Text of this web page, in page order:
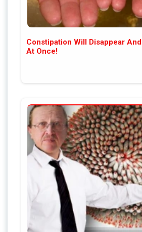
Constipation Will Disappear
At Once!